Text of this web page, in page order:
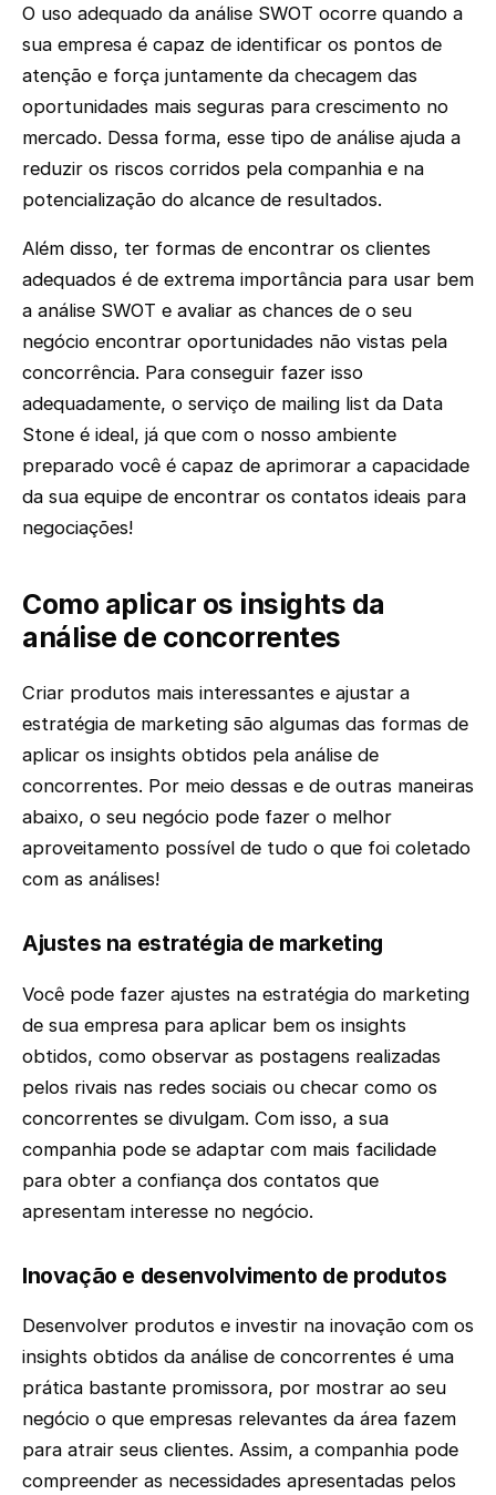
O uso adequado da análise SWOT ocorre quando a
sua empresa é capaz de identificar os pontos de
atenção e força juntamente da checagem das
oportunidades mais seguras para crescimento no
mercado. Dessa forma, esse tipo de análise ajuda a
reduzir os riscos corridos pela companhia e na
potencialização do alcance de resultados.
Além disso, ter formas de encontrar os clientes
adequados é de extrema importância para usar bem
a análise SWOT e avaliar as chances de o seu
negócio encontrar oportunidades não vistas pela
concorrência. Para conseguir fazer isso
adequadamente, o serviço de mailing list da Data
Stone é ideal, já que com o nosso ambiente
preparado você é capaz de aprimorar a capacidade
da sua equipe de encontrar os contatos ideais para
negociações!
Como aplicar os insights da
análise de concorrentes
Criar produtos mais interessantes e ajustar a
estratégia de marketing são algumas das formas de
aplicar os insights obtidos pela análise de
concorrentes. Por meio dessas e de outras maneiras
abaixo, o seu negócio pode fazer o melhor
aproveitamento possível de tudo o que foi coletado
com as análises!
Ajustes na estratégia de marketing
Você pode fazer ajustes na estratégia do marketing
de sua empresa para aplicar bem os insights
obtidos, como observar as postagens realizadas
pelos rivais nas redes sociais ou checar como os
concorrentes se divulgam. Com isso, a sua
companhia pode se adaptar com mais facilidade
para obter a confiança dos contatos que
apresentam interesse no negócio.
Inovação e desenvolvimento de produtos
Desenvolver produtos e investir na inovação com os
insights obtidos da análise de concorrentes é uma
prática bastante promissora, por mostrar ao seu
negócio o que empresas relevantes da área fazem
para atrair seus clientes. Assim, a companhia pode
compreender as necessidades apresentadas pelos